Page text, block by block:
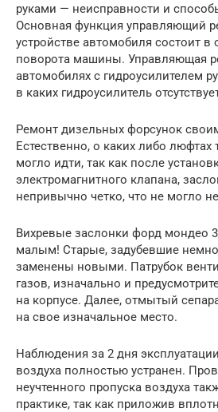
руками — неисправности и
Основная функция управляющий
устройстве автомобиля состоит в
поворота машины. Управляющая
автомобилях с гидроусилителем
в каких гидроусилитель
Ремонт дизельных форсунок
Естественно, о каких либо люфтах
могло идти, так как после
электромагнитного клапана,
непривычно четко, что не могло
Вихревые заслонки форд мондео
малым! Старые, задубевшие
заменены новыми. Патрубок
газов, изначально и
на корпусе. Далее, отмытый
на свое изначальное место.
Наблюдения за 2 дня
воздуха полностью устранен.
неучтенного пропуска воздуха
практике, так как приложив